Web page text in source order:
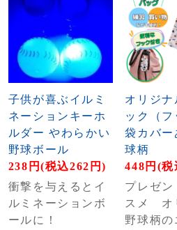
子供が喜ぶイルミ
ネーションキーホ
ルダー やわらかい
野球ボール
238円(税込262円)
衝撃を与えるとイ
ルミネーションボ
ールに！
オリジ
ック（フ
袋カバー
球柄
448円(税
プレゼン
スメ オ
野球柄の